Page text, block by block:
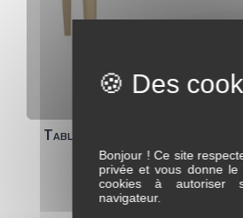
Table rectangle 160x100
Voir toute la
Bonjour ! Ce site
privée et vous donne le
cookies à autoriser
navigateur.